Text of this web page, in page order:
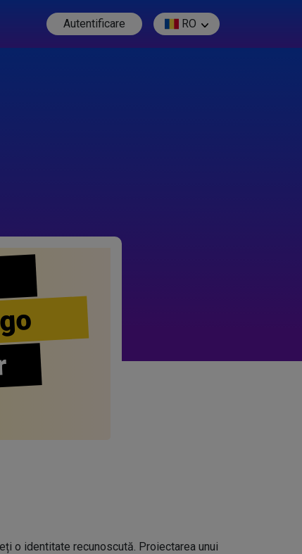
Autentificare RO
o identitate recunoscută. Proiectarea unui